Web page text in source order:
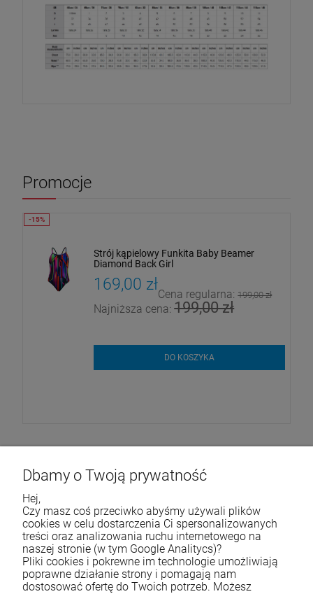
Promocje
Strój kąpielowy Funkita Baby Beamer
Diamond Back Girl
169,00 zł
Cena regularna:199,00 zł
Najniższa cena:199,00 zł
DO KOSZYKA
Życzymy udanych zakupów
Skontaktuj się z nami
Tel.: 790 788 353
Dbamy o Twoją prywatność
Hej,
Czy masz coś przeciwko abyśmy używali plików
cookies w celu dostarczenia Ci spersonalizowanych
treści oraz analizowania ruchu internetowego na
naszej stronie (w tym Google Analitycs)?
Pliki cookies i pokrewne im technologie umożliwiają
poprawne działanie strony i pomagają nam
dostosować ofertę do Twoich potrzeb. Możesz